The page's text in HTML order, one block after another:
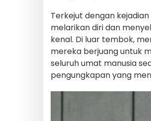
Terkejut dengan
melarikan diri dan
kenal. Di luar tembok,
mereka berjuang untuk
seluruh umat manusia
pengungkapan yang